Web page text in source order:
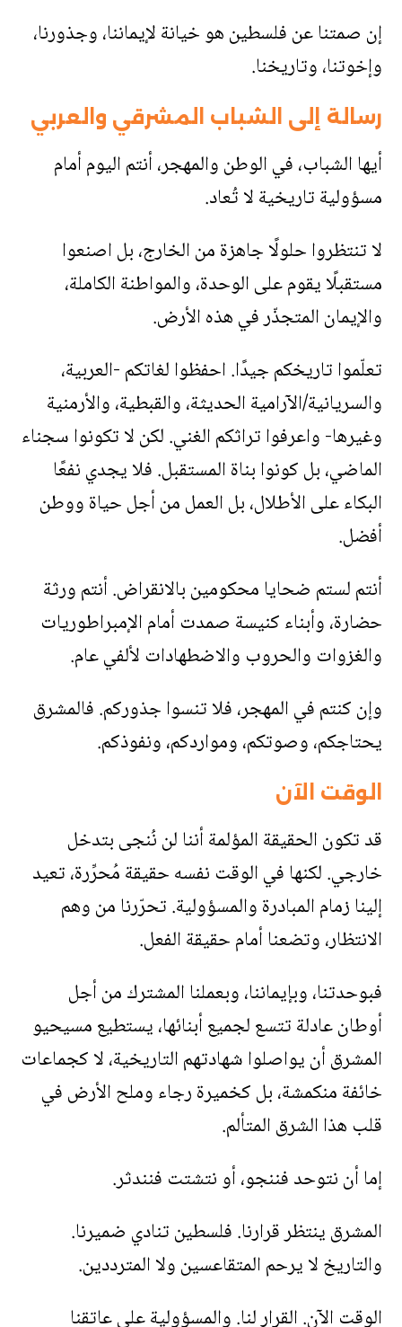
إن صمتنا عن فلسطين هو خيانة لإيماننا، وجذورنا،
وإخوتنا، وتاريخنا.
رسالة إلى الشباب المشرقي والعربي
أيها الشباب، في الوطن والمهجر، أنتم اليوم أمام
مسؤولية تاريخية لا تُعاد.
لا تنتظروا حلولًا جاهزة من الخارج، بل اصنعوا
مستقبلًا يقوم على الوحدة، والمواطنة الكاملة،
والإيمان المتجذّر في هذه الأرض.
تعلّموا تاريخكم جيدًا. احفظوا لغاتكم -العربية،
والسريانية/الآرامية الحديثة، والقبطية، والأرمنية
وغيرها- واعرفوا تراثكم الغني. لكن لا تكونوا سجناء
الماضي، بل كونوا بناة المستقبل. فلا يجدي نفعًا
البكاء على الأطلال، بل العمل من أجل حياة ووطن
أفضل.
أنتم لستم ضحايا محكومين بالانقراض. أنتم ورثة
حضارة، وأبناء كنيسة صمدت أمام الإمبراطوريات
والغزوات والحروب والاضطهادات لألفي عام.
وإن كنتم في المهجر، فلا تنسوا جذوركم. فالمشرق
يحتاجكم، وصوتكم، ومواردكم، ونفوذكم.
الوقت الآن
قد تكون الحقيقة المؤلمة أننا لن نُنجى بتدخل
خارجي. لكنها في الوقت نفسه حقيقة مُحرِّرة، تعيد
إلينا زمام المبادرة والمسؤولية. تحرّرنا من وهم
الانتظار، وتضعنا أمام حقيقة الفعل.
فبوحدتنا، وبإيماننا، وبعملنا المشترك من أجل
أوطان عادلة تتسع لجميع أبنائها، يستطيع مسيحيو
المشرق أن يواصلوا شهادتهم التاريخية، لا كجماعات
خائفة منكمشة، بل كخميرة رجاء وملح الأرض في
قلب هذا الشرق المتألم.
إما أن نتوحد فننجو، أو نتشتت فنندثر.
المشرق ينتظر قرارنا. فلسطين تنادي ضميرنا.
والتاريخ لا يرحم المتقاعسين ولا المترددين.
الوقت الآن. القرار لنا. والمسؤولية على عاتقنا